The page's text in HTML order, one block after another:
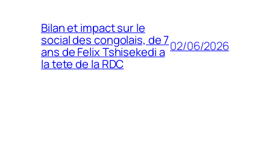
Bilan et impact sur le
social des congolais, de 7
ans de Felix Tshisekedi a
la tete de la RDC
02/06/2026